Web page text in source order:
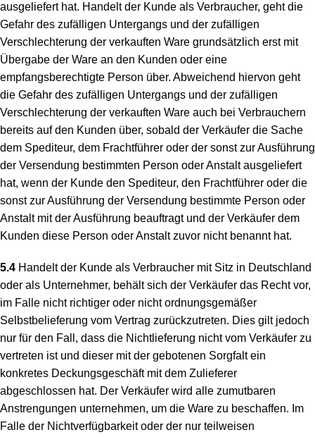
ausgeliefert hat. Handelt der Kunde als Verbraucher, geht die
Gefahr des zufälligen Untergangs und der zufälligen
Verschlechterung der verkauften Ware grundsätzlich erst mit
Übergabe der Ware an den Kunden oder eine
empfangsberechtigte Person über. Abweichend hiervon geht
die Gefahr des zufälligen Untergangs und der zufälligen
Verschlechterung der verkauften Ware auch bei Verbrauchern
bereits auf den Kunden über, sobald der Verkäufer die Sache
dem Spediteur, dem Frachtführer oder der sonst zur Ausführung
der Versendung bestimmten Person oder Anstalt ausgeliefert
hat, wenn der Kunde den Spediteur, den Frachtführer oder die
sonst zur Ausführung der Versendung bestimmte Person oder
Anstalt mit der Ausführung beauftragt und der Verkäufer dem
Kunden diese Person oder Anstalt zuvor nicht benannt hat.
5.4 Handelt der Kunde als Verbraucher mit Sitz in Deutschland
oder als Unternehmer, behält sich der Verkäufer das Recht vor,
im Falle nicht richtiger oder nicht ordnungsgemäßer
Selbstbelieferung vom Vertrag zurückzutreten. Dies gilt jedoch
nur für den Fall, dass die Nichtlieferung nicht vom Verkäufer zu
vertreten ist und dieser mit der gebotenen Sorgfalt ein
konkretes Deckungsgeschäft mit dem Zulieferer
abgeschlossen hat. Der Verkäufer wird alle zumutbaren
Anstrengungen unternehmen, um die Ware zu beschaffen. Im
Falle der Nichtverfügbarkeit oder der nur teilweisen